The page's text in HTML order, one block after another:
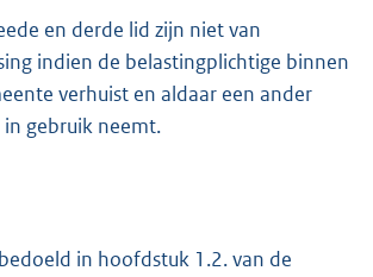
en derde lid zijn niet van
indien de belastingplichtige binnen
verhuist en aldaar een ander
in gebruik neemt.
in hoofdstuk 1.2. van de